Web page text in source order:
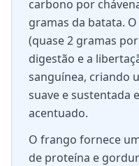
carbono por
gramas da batata.
(quase 2 gramas
digestão e a
sanguínea, criando
suave e sustentada
acentuado.
O frango fornece
de proteína e